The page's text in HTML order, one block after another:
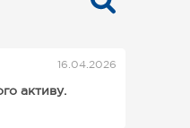
16.04.2026
активу.